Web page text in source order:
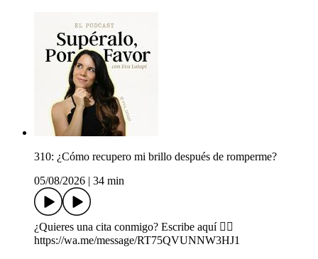
310: ¿Cómo recupero mi brillo después de romperme?
05/08/2026
34 min
¿Quieres una cita conmigo? Escribe aquí 👉🏼
https://wa.me/message/RT75QVUNNW3HJ1